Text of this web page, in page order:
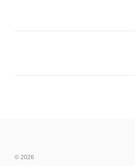
© 2026